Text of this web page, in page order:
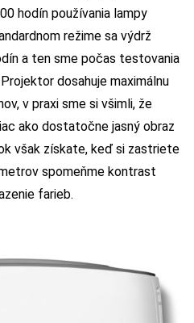
hodín používania lampy
režime sa výdrž
a ten sme počas testovania
dosahuje maximálnu
v praxi sme si všimli, že
ako dostatočne jasný obraz
však získate, keď si zastriete
spomeňme kontrast
farieb.